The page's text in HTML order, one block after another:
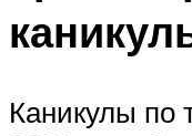
Каникулы по